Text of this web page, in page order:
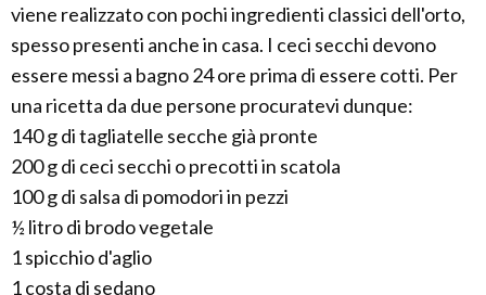
viene realizzato con pochi ingredienti classici dell'orto,
spesso presenti anche in casa. I ceci secchi devono
essere messi a bagno 24 ore prima di essere cotti. Per
una ricetta da due persone procuratevi dunque:
140 g di tagliatelle secche già pronte
200 g di ceci secchi o precotti in scatola
100 g di salsa di pomodori in pezzi
½ litro di brodo vegetale
1 spicchio d'aglio
1 costa di sedano